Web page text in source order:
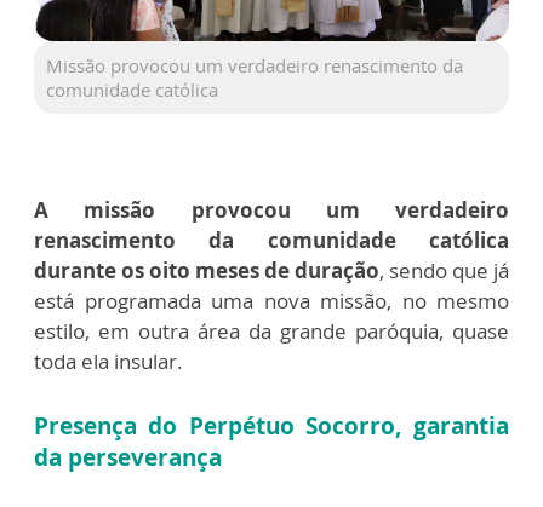
Missão provocou um verdadeiro renascimento da
comunidade católica
A missão provocou um verdadeiro
renascimento da comunidade católica
durante os oito meses de duração, sendo que já
está programada uma nova missão, no mesmo
estilo, em outra área da grande paróquia, quase
toda ela insular.
Presença do Perpétuo Socorro, garantia
da perseverança